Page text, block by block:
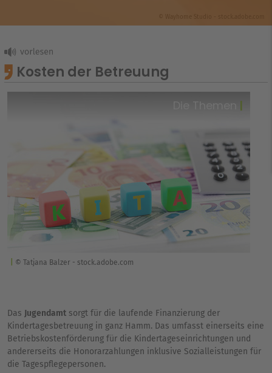
Kosten der Betreuung
© Tatjana Balzer - stock.adobe.com
Das Jugendamt sorgt für die laufende Finanzierung der
Kindertagesbetreuung in ganz Hamm. Das umfasst einerseits eine
Betriebskostenförderung für die Kindertageseinrichtungen und
andererseits die Honorarzahlungen inklusive Sozialleistungen für
die Tagespflegepersonen.